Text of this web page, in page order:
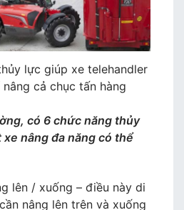
lực giúp xe telehandler
cả chục tấn hàng
có 6 chức năng thủy
xe nâng đa năng có thể
lên / xuống – điều này di
nâng lên trên và xuống